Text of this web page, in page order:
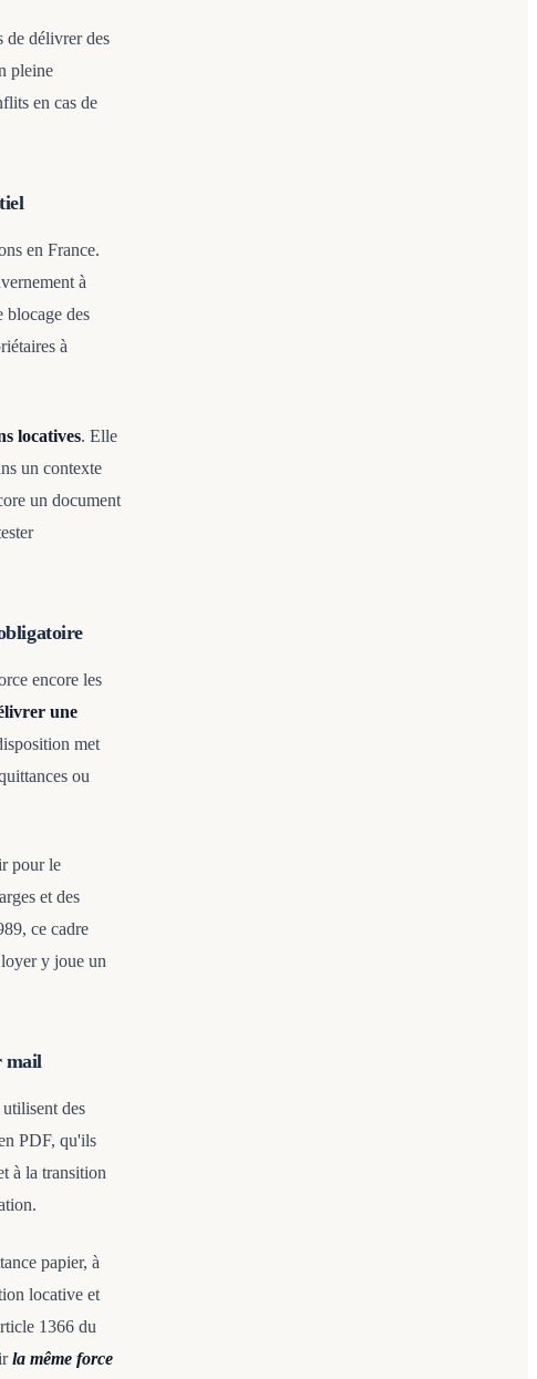
de délivrer des
pleine
en cas de
en France.
à
blocage des
à
locatives. Elle
un contexte
un document
encore les
une
met
ou
pour le
et des
ce cadre
y joue un
mail
des
PDF, qu'ils
à la transition
papier, à
locative et
1366 du
la même force